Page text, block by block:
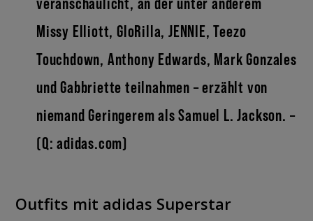
Missy Elliott, GloRilla, JENNIE, Teezo
Touchdown, Anthony Edwards, Mark Gonzales
und Gabbriette teilnahmen – erzählt von
niemand Geringerem als Samuel L. Jackson. –
(Q: adidas.com)
Outfits mit adidas Superstar